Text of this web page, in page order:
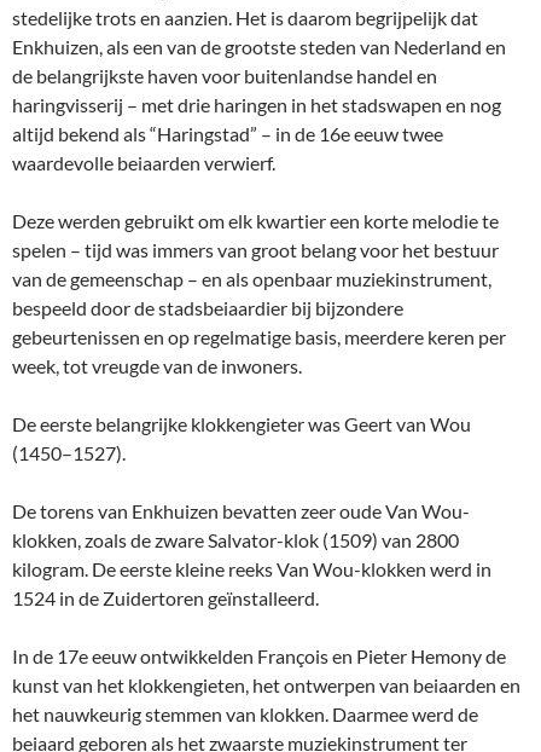
stedelijke trots en aanzien. Het is daarom begrijpelijk dat
Enkhuizen, als een van de grootste steden van Nederland en
de belangrijkste haven voor buitenlandse handel en
haringvisserij – met drie haringen in het stadswapen en nog
altijd bekend als “Haringstad” – in de 16e eeuw twee
waardevolle beiaarden verwierf.
Deze werden gebruikt om elk kwartier een korte melodie te
spelen – tijd was immers van groot belang voor het bestuur
van de gemeenschap – en als openbaar muziekinstrument,
bespeeld door de stadsbeiaardier bij bijzondere
gebeurtenissen en op regelmatige basis, meerdere keren per
week, tot vreugde van de inwoners.
De eerste belangrijke klokkengieter was Geert van Wou
(1450–1527).
De torens van Enkhuizen bevatten zeer oude Van Wou-
klokken, zoals de zware Salvator-klok (1509) van 2800
kilogram. De eerste kleine reeks Van Wou-klokken werd in
1524 in de Zuidertoren geïnstalleerd.
In de 17e eeuw ontwikkelden François en Pieter Hemony de
kunst van het klokkengieten, het ontwerpen van beiaarden en
het nauwkeurig stemmen van klokken. Daarmee werd de
beiaard geboren als het zwaarste muziekinstrument ter